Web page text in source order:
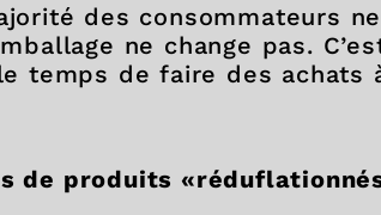
des consommateurs
ne change pas.
temps de faire des achats
de produits